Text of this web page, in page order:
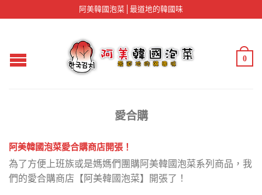
阿美韓國泡菜│最道地的韓國味
0
愛合購
阿美韓國泡菜愛合購商店開張！
為了方便上班族或是媽媽們團購阿美韓國泡菜系列商品，我
們的愛合購商店【阿美韓國泡菜】開張了！